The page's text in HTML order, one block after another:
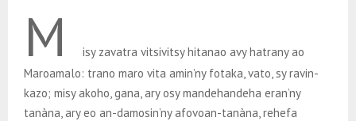
M
isy zavatra vitsivitsy hitanao avy hatrany ao
Maroamalo: trano maro vita amin’ny fotaka, vato, sy ravin-
kazo; misy akoho, gana, ary osy mandehandeha eran’ny
tanàna, ary eo an-damosin’ny afovoan-tanàna, rehefa